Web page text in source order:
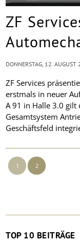
ZF
ZF Services
erstmals in neuer
A 91 in Halle 3.0
Gesamtsystem
Geschäftsfeld
DONNERSTAG, 12. AUGUST
1 2
TOP 10 BEITRÄGE